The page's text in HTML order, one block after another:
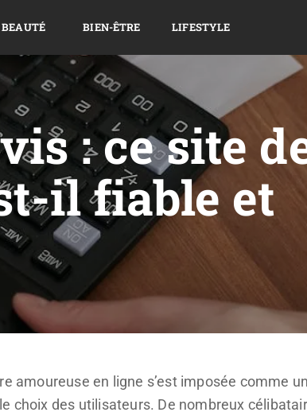
BEAUTÉ BIEN-ÊTRE LIFESTYLE
: ce site
il fiable et
amoureuse en ligne s’est imposée comme
choix des utilisateurs. De nombreux